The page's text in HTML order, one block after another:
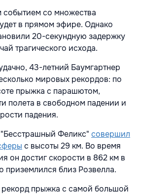
событием со множества
в прямом эфире. Однако
20-секундную задержку
трагического исхода.
43-летний Баумгартнер
мировых рекордов: по
прыжка с парашютом,
полета в свободном падении и
падения.
Феликс" совершил
с высоты 29 км. Во время
он достиг скорости в 862 км в
приземлился близ Розвелла.
прыжка с самой большой